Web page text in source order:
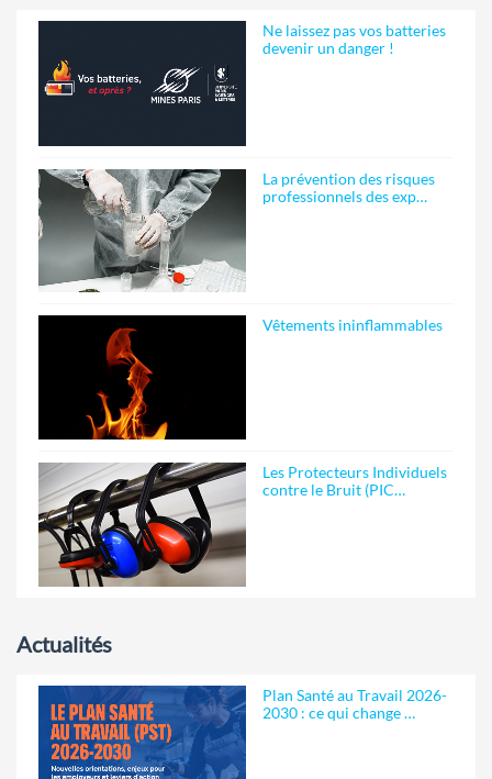
Ne laissez pas vos batteries
devenir un danger !
La prévention des risques
professionnels des exp…
Vêtements ininflammables
Les Protecteurs Individuels
contre le Bruit (PIC…
Actualités
Plan Santé au Travail 2026-
2030 : ce qui change …